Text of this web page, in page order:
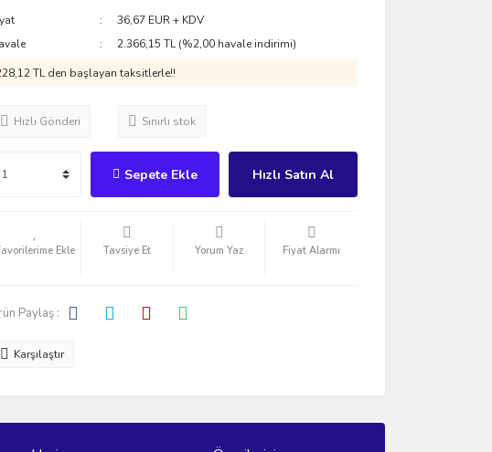
36,67 EUR + KDV
2.366,15 TL (%2,00 havale indirimi)
TL den başlayan taksitlerle!!
Hızlı Gönderi Sınırlı stok
Sepete Ekle Hızlı Satın Al
Tavsiye Et Yorum Yaz Fiyat Alarmı
Paylaş :
Karşılaştır